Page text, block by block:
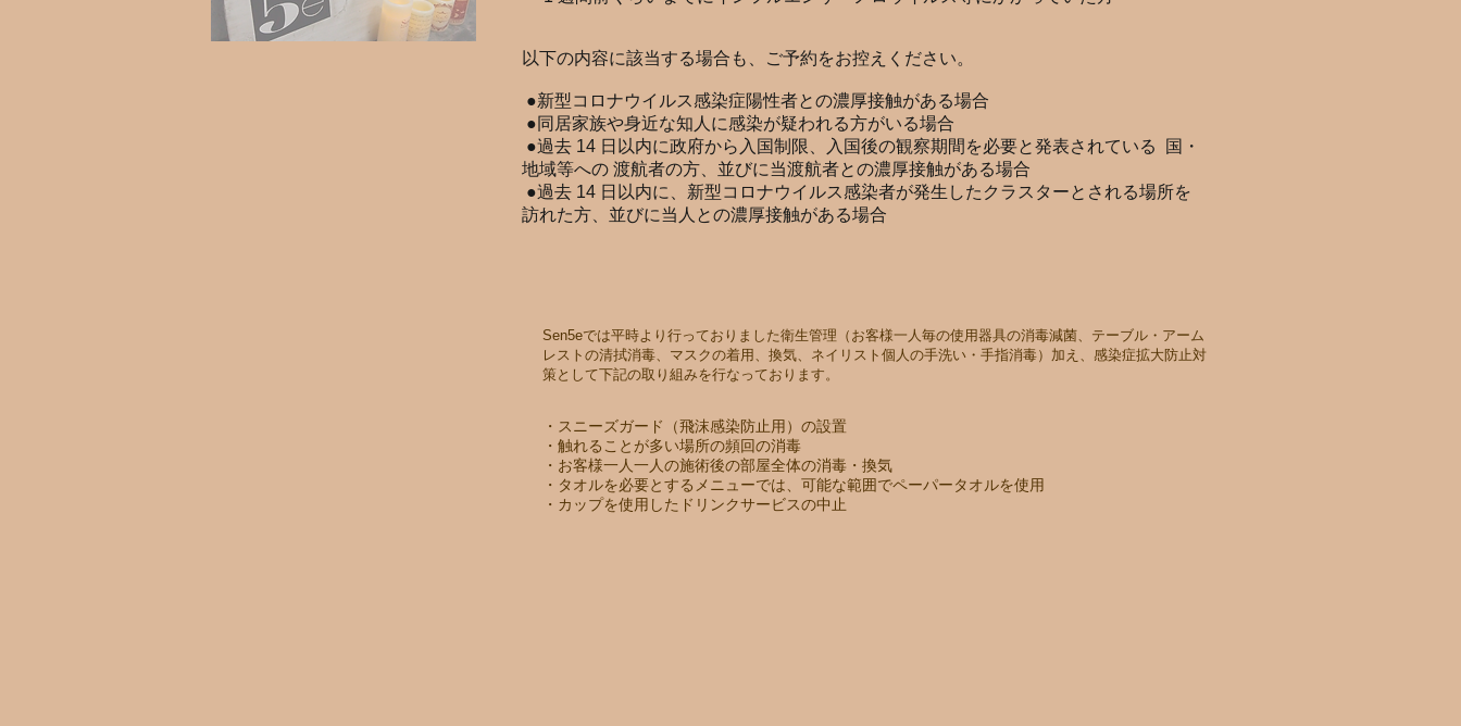
以下の内容に該当する場合も、ご予約をお控えください。
●新型コロナウイルス感染症陽性者との濃厚接触がある場合
●同居家族や身近な知人に感染が疑われる方がいる場合
●過去 14 日以内に政府から入国制限、入国後の観察期間を必要と発表されている 国・
地域等への 渡航者の方、並びに当渡航者との濃厚接触がある場合
●過去 14 日以内に、新型コロナウイルス感染者が発生したクラスターとされる場所を
訪れた方、並びに当人との濃厚接触がある場合
Sen5eでは平時より行っておりました衛生管理（お客様一人毎の使用器具の消毒減菌、テーブル・アーム
レストの清拭消毒、マスクの着用、換気、ネイリスト個人の手洗い・手指消毒）加え、感染症拡大防止対
策として下記の取り組みを行なっております。
・スニーズガード（飛沫感染防止用）の設置
・触れることが多い場所の頻回の消毒
・お客様一人一人の施術後の部屋全体の消毒・換気
・タオルを必要とするメニューでは、可能な範囲でペーパータオルを使用
・カップを使用したドリンクサービスの中止